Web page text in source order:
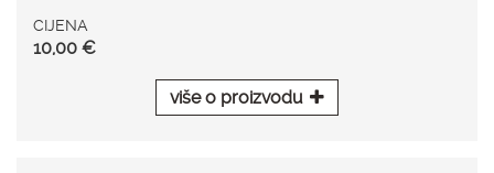
CIJENA
10,00 €
više o proizvodu